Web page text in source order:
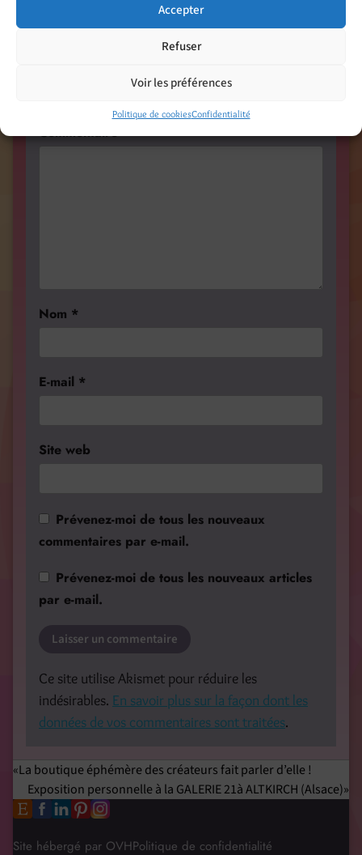
Accepter
Refuser
Voir les préférences
Politique de cookiesConfidentialité
On en parle ! Presse - Web - TV
Laisser un commentaire
Votre adresse e-mail ne sera pas publiée.
Commentaire*
Nom *
E-mail *
Site web
Prévenez-moi de tous les nouveaux
commentaires par e-mail.
Prévenez-moi de tous les nouveaux articles
par e-mail.
Ce site utilise Akismet pour réduire les
indésirables. En savoir plus sur la façon dont les
données de vos commentaires sont traitées.
La boutique éphémère des créateurs fait parler d’elle !
Exposition personnelle à la GALERIE 21à ALTKIRCH (Alsace)
Site hébergé par OVHPolitique de confidentialité